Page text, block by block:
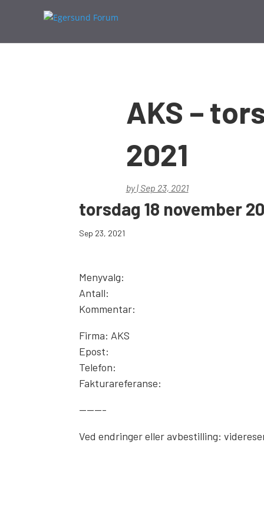
AKS –
2021
by| Sep 23, 2021
torsdag 18 november
Sep 23, 2021
Menyvalg:
Antall:
Kommentar:
Firma: AKS
Epost:
Telefon:
Fakturareferanse:
———-
Ved endringer eller avbestilling: